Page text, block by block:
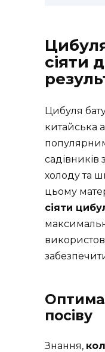
сіяти
Цибуля
китайська
садівників
холоду та
цьому
сіяти
посіву
Знання,